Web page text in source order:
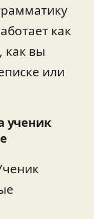
как
как вы
или
ученик